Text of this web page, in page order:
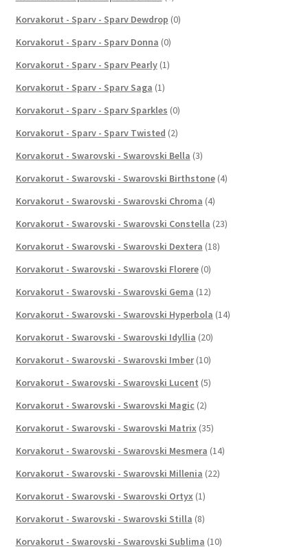
Korvakorut - Sparv - Sparv Dewdrop (0)
Korvakorut - Sparv - Sparv Donna (0)
Korvakorut - Sparv - Sparv Pearly (1)
Korvakorut - Sparv - Sparv Saga (1)
Korvakorut - Sparv - Sparv Sparkles (0)
Korvakorut - Sparv - Sparv Twisted (2)
Korvakorut - Swarovski - Swarovski Bella (3)
Korvakorut - Swarovski - Swarovski Birthstone (4)
Korvakorut - Swarovski - Swarovski Chroma (4)
Korvakorut - Swarovski - Swarovski Constella (23)
Korvakorut - Swarovski - Swarovski Dextera (18)
Korvakorut - Swarovski - Swarovski Florere (0)
Korvakorut - Swarovski - Swarovski Gema (12)
Korvakorut - Swarovski - Swarovski Hyperbola (14)
Korvakorut - Swarovski - Swarovski Idyllia (20)
Korvakorut - Swarovski - Swarovski Imber (10)
Korvakorut - Swarovski - Swarovski Lucent (5)
Korvakorut - Swarovski - Swarovski Magic (2)
Korvakorut - Swarovski - Swarovski Matrix (35)
Korvakorut - Swarovski - Swarovski Mesmera (14)
Korvakorut - Swarovski - Swarovski Millenia (22)
Korvakorut - Swarovski - Swarovski Ortyx (1)
Korvakorut - Swarovski - Swarovski Stilla (8)
Korvakorut - Swarovski - Swarovski Sublima (10)